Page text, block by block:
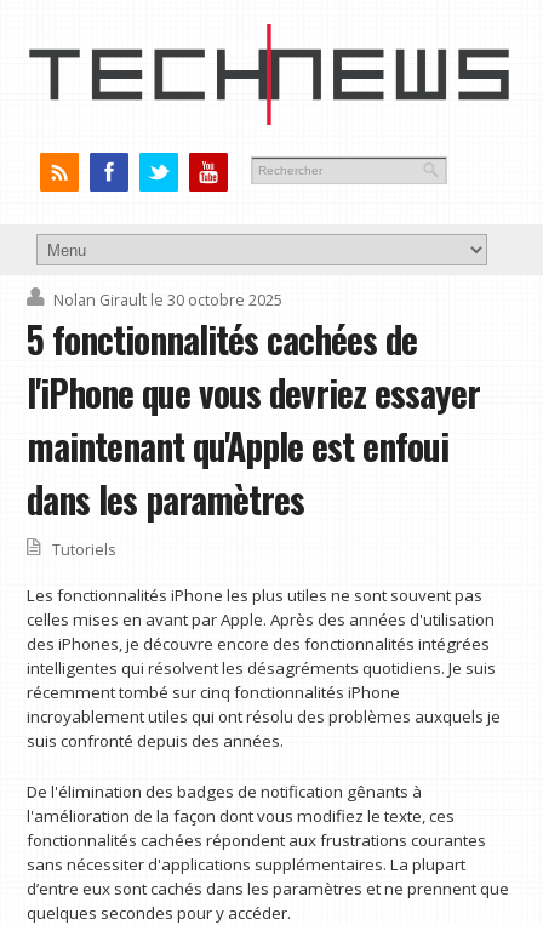
Nolan Girault le 30 octobre 2025
5 fonctionnalités cachées de
l'iPhone que vous devriez essayer
maintenant qu'Apple est enfoui
dans les paramètres
Tutoriels
Les fonctionnalités iPhone les plus utiles ne sont souvent pas
celles mises en avant par Apple. Après des années d'utilisation
des iPhones, je découvre encore des fonctionnalités intégrées
intelligentes qui résolvent les désagréments quotidiens. Je suis
récemment tombé sur cinq fonctionnalités iPhone
incroyablement utiles qui ont résolu des problèmes auxquels je
suis confronté depuis des années.
De l'élimination des badges de notification gênants à
l'amélioration de la façon dont vous modifiez le texte, ces
fonctionnalités cachées répondent aux frustrations courantes
sans nécessiter d'applications supplémentaires. La plupart
d’entre eux sont cachés dans les paramètres et ne prennent que
quelques secondes pour y accéder.